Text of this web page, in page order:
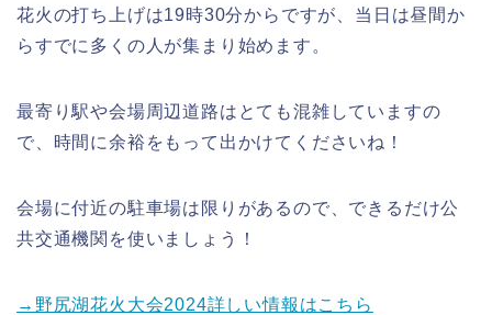
花火の打ち上げは19時30分からですが、当日は昼間か
らすでに多くの人が集まり始めます。
最寄り駅や会場周辺道路はとても混雑していますの
で、時間に余裕をもって出かけてくださいね！
会場に付近の駐車場は限りがあるので、できるだけ公
共交通機関を使いましょう！
→野尻湖花火大会2024詳しい情報はこちら